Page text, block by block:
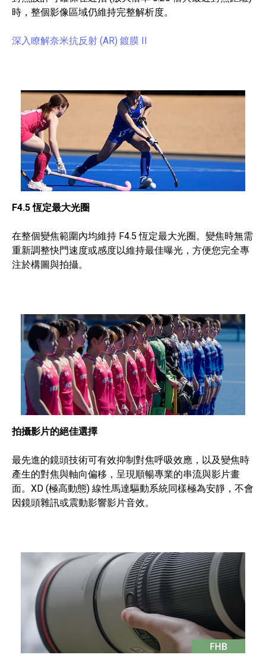
時，整個影像區域仍維持完整解析度。
深入瞭解奈米抗反射 (AR) 鍍膜 II
F4.5 恆定最大光圈
在整個變焦範圍內均維持 F4.5 恆定最大光圈。變焦時無需
重新調整快門速度或感度以維持最佳曝光，方便您完全專
注於構圖與拍攝。
拍攝影片的絕佳選擇
最先進的鏡頭技術可有效抑制對焦呼吸效應，以及變焦時
產生的對焦與軸向偏移，呈現順暢專業的串流與影片畫
面。XD (極高動態) 線性馬達驅動系統同樣極為安靜，不會
因鏡頭雜訊或震動影響影片音效。